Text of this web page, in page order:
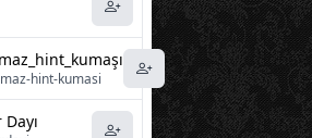
hint-kumasi